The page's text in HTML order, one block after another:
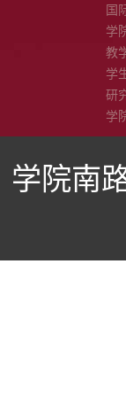
国
学
教
学
研
学
学院南